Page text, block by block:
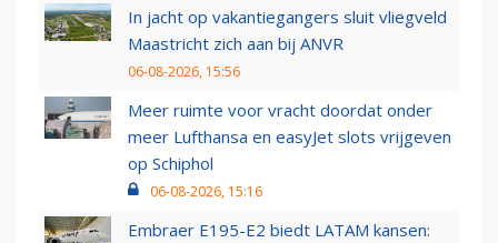
In jacht op vakantiegangers sluit vliegveld
Maastricht zich aan bij ANVR
06-08-2026, 15:56
Meer ruimte voor vracht doordat onder
meer Lufthansa en easyJet slots vrijgeven
op Schiphol
06-08-2026, 15:16
Embraer E195-E2 biedt LATAM kansen: